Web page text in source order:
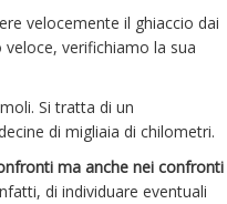
velocemente il ghiaccio dai
verifichiamo la sua
Si tratta di un
di migliaia di chilometri.
ma anche nei confronti
di individuare eventuali